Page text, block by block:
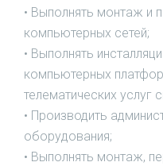
• Выполнять монтаж и
компьютерных сетей;
• Выполнять
компьютерных
телематических услуг
• Производить
оборудования;
• Выполнять монтаж,